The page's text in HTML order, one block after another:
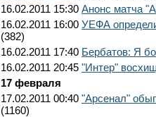
16.02.2011 15:30 Анонс матча
16.02.2011 16:00 УЕФА
(382)
16.02.2011 17:40 Бербатов: Я
16.02.2011 20:45 "Интер"
17 февраля
17.02.2011 00:40 "Арсенал"
(1160)